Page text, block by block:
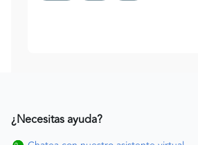
¿Necesitas ayuda?